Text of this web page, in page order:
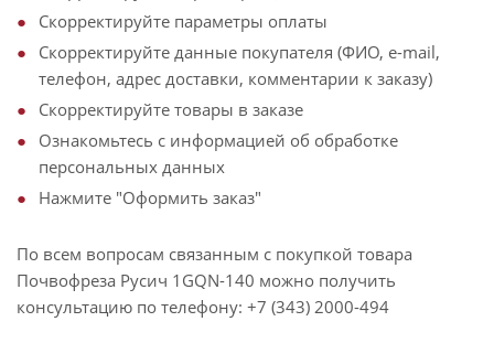
Скорректируйте параметры оплаты
Скорректируйте данные покупателя (ФИО, e-mail,
телефон, адрес доставки, комментарии к заказу)
Скорректируйте товары в заказе
Ознакомьтесь с информацией об обработке
персональных данных
Нажмите "Оформить заказ"
По всем вопросам связанным с покупкой товара
Почвофреза Русич 1GQN-140 можно получить
консультацию по телефону: +7 (343) 2000-494